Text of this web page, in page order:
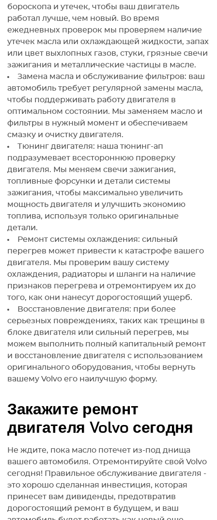
бороскопа и утечек, чтобы ваш двигатель
работал лучше, чем новый. Во время
ежедневных проверок мы проверяем наличие
утечек масла или охлаждающей жидкости, запах
или цвет выхлопных газов, стуки, грязные свечи
зажигания и металлические частицы в масле.
Замена масла и обслуживание фильтров: ваш
автомобиль требует регулярной замены масла,
чтобы поддерживать работу двигателя в
оптимальном состоянии. Мы заменяем масло и
фильтры в нужный момент и обеспечиваем
смазку и очистку двигателя.
Тюнинг двигателя: наша тюнинг-ап
подразумевает всестороннюю проверку
двигателя. Мы меняем свечи зажигания,
топливные форсунки и детали системы
зажигания, чтобы максимально увеличить
мощность двигателя и улучшить экономию
топлива, используя только оригинальные
детали.
Ремонт системы охлаждения: сильный
перегрев может привести к катастрофе вашего
двигателя. Мы проверим вашу систему
охлаждения, радиаторы и шланги на наличие
признаков перегрева и отремонтируем их до
того, как они нанесут дорогостоящий ущерб.
Восстановление двигателя: при более
серьезных повреждениях, таких как трещины в
блоке двигателя или сильный перегрев, мы
можем выполнить полный капитальный ремонт
и восстановление двигателя с использованием
оригинального оборудования, чтобы вернуть
вашему Volvo его наилучшую форму.
Закажите ремонт
двигателя Volvo сегодня
Не ждите, пока масло потечет из-под днища
вашего автомобиля. Отремонтируйте свой Volvo
сегодня! Правильное обслуживание двигателя -
это хорошо сделанная инвестиция, которая
принесет вам дивиденды, предотвратив
дорогостоящий ремонт в будущем, и ваш